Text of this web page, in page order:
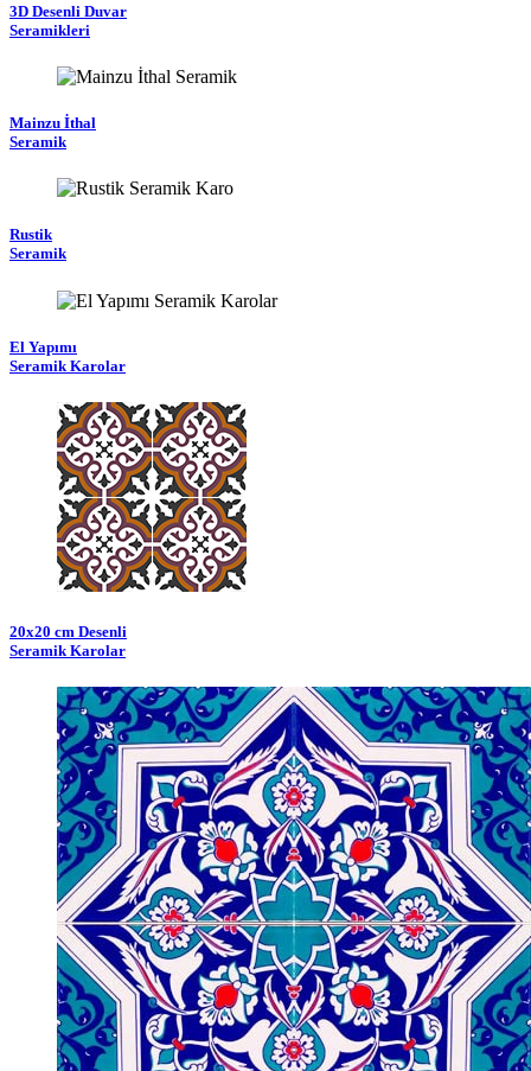
3D Desenli Duvar
Seramikleri
Mainzu İthal
Seramik
Rustik
Seramik
El Yapımı
Seramik Karolar
20x20 cm Desenli
Seramik Karolar